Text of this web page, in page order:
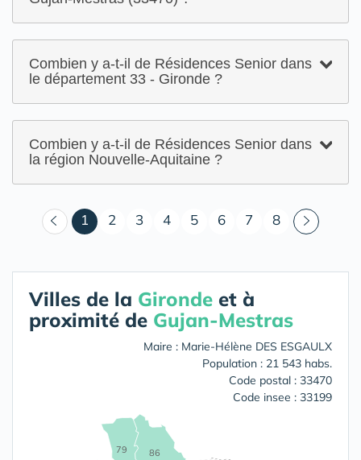
Combien y a-t-il de Résidences Senior dans
le département 33 - Gironde ?
Combien y a-t-il de Résidences Senior dans
la région Nouvelle-Aquitaine ?
1 (courant)
2 3 4 5 6 7 8
Villes de la Gironde et à
proximité de Gujan-Mestras
Maire : Marie-Hélène DES ESGAULX
Population : 21 543 habs.
Code postal : 33470
Code insee : 33199
79 86